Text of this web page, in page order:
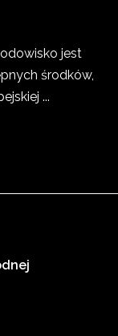
jest
środków,
...